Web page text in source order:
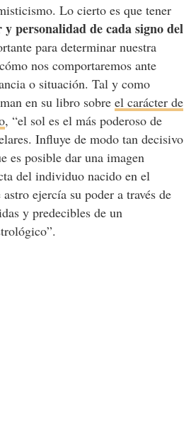
Lo cierto es que tener
y personalidad de cada signo del
para determinar nuestra
nos comportaremos ante
o situación. Tal y como
en su libro sobre el carácter de
, “el sol es el más poderoso de
Influye de modo tan decisivo
es posible dar una imagen
del individuo nacido en el
ejercía su poder a través de
y predecibles de un